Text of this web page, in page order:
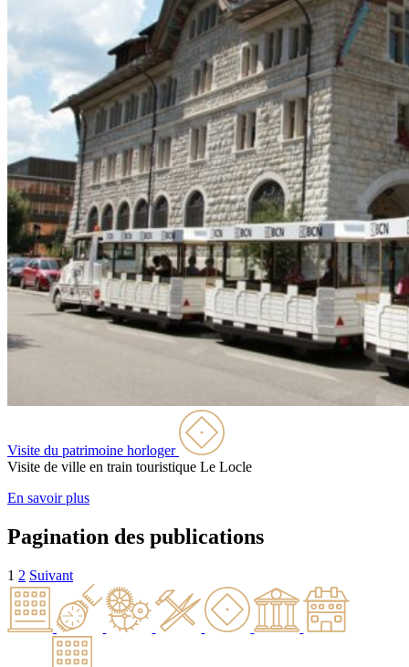
Visite du patrimoine horloger
Visite de ville en train touristique Le Locle
En savoir plus
Pagination des publications
1 2 Suivant